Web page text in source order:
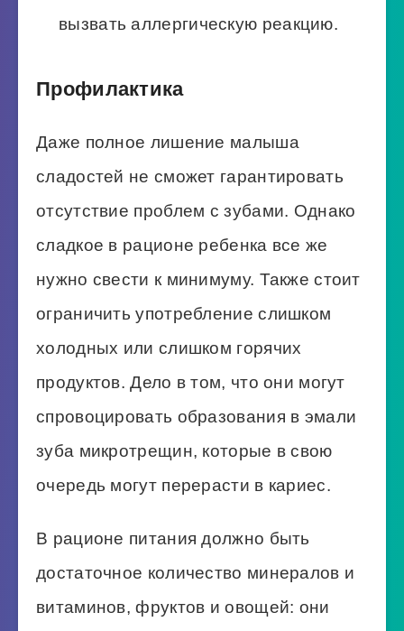
вызвать аллергическую реакцию.
Профилактика
Даже полное лишение малыша
сладостей не сможет гарантировать
отсутствие проблем с зубами. Однако
сладкое в рационе ребенка все же
нужно свести к минимуму. Также стоит
ограничить употребление слишком
холодных или слишком горячих
продуктов. Дело в том, что они могут
спровоцировать образования в эмали
зуба микротрещин, которые в свою
очередь могут перерасти в кариес.
В рационе питания должно быть
достаточное количество минералов и
витаминов, фруктов и овощей: они